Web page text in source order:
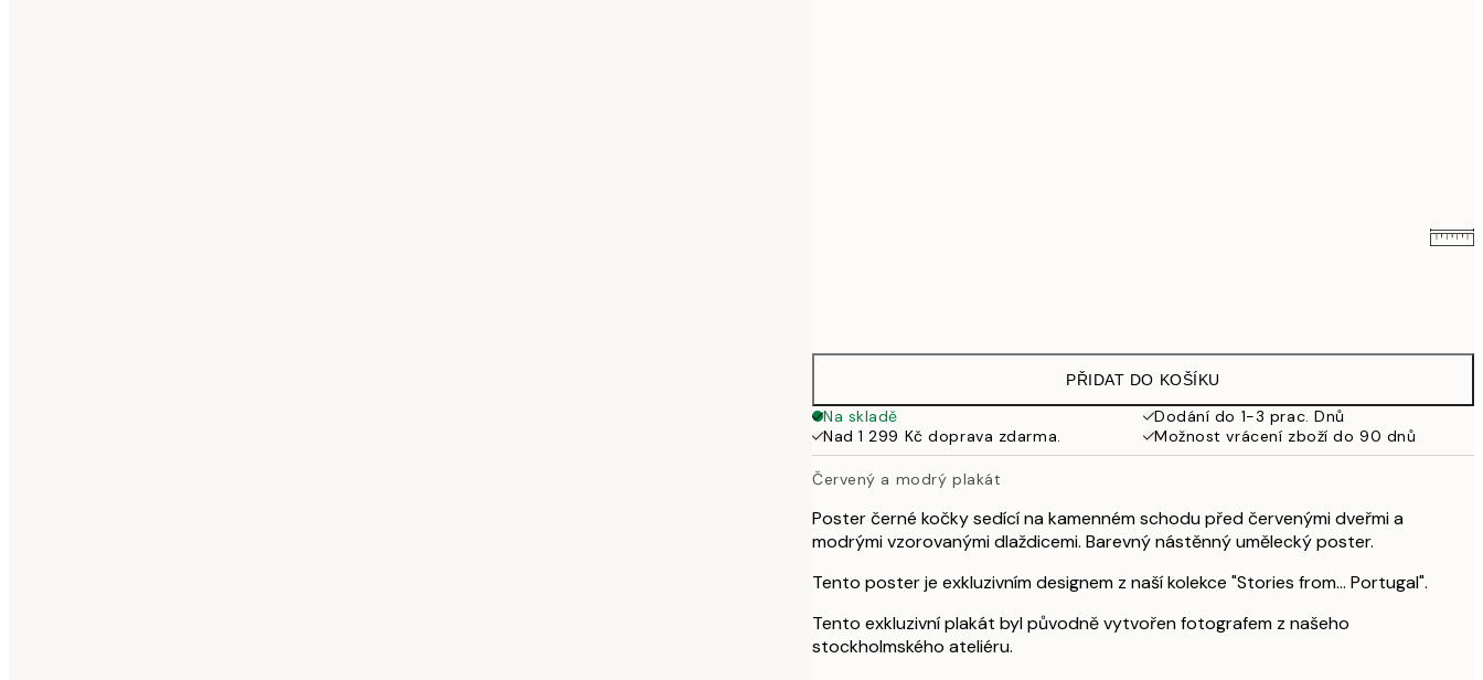
925 Kč
PŘIDAT DO KOŠÍKU
Na skladě
Dodání do 1-3 prac. Dnů
Nad 1 299 Kč doprava zdarma.
Možnost vrácení zboží do 90 dnů
Červený a modrý plakát
Poster černé kočky sedící na kamenném schodu před červenými dveřmi a
modrými vzorovanými dlaždicemi. Barevný nástěnný umělecký poster.
Tento poster je exkluzivním designem z naší kolekce "Stories from... Portugal".
Tento exkluzivní plakát byl původně vytvořen fotografem z našeho
stockholmského ateliéru.